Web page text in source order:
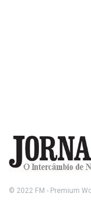
© 2022 FM - Premium